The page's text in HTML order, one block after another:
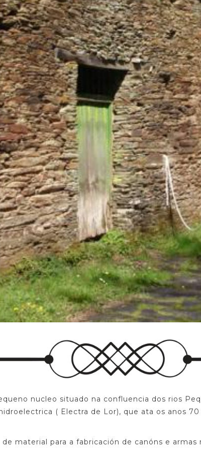
nucleo situado na confluencia dos rios
( Electra de Lor), que ata os anos
material para a fabricación de canóns e armas